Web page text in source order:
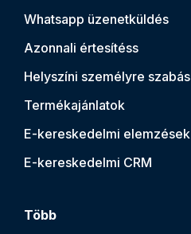
Whatsapp üzenetküldés
Azonnali értesítéss
Helyszíni személyre szabás
Termékajánlatok
E-kereskedelmi elemzések
E-kereskedelmi CRM
Több